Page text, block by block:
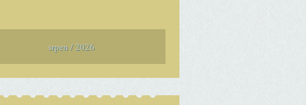
srpen / 2026